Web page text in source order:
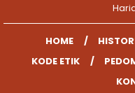
HOME
KODE ETIK